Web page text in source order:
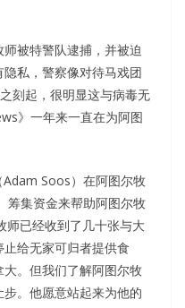
被特警队逮捕，并被迫
私，警察像对待马戏团
刻起，很明显这与病毒无
》一年来一直在为阿图
Adam Soos）在阿图尔牧
筹集资金来帮助阿图尔牧
师已经收到了几十张与大
给无家可归者提供食
。但我们了解阿图尔牧
。他愿意站起来为他的